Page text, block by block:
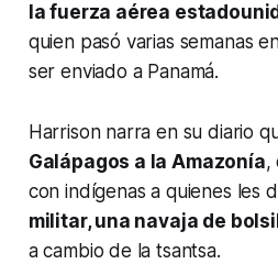
la fuerza aérea
quien pasó varias semanas
ser enviado a Panamá.
Harrison narra en su diario
Galápagos a la Amazonía,
con indígenas a quienes les
militar, una navaja de
a cambio de la tsantsa.